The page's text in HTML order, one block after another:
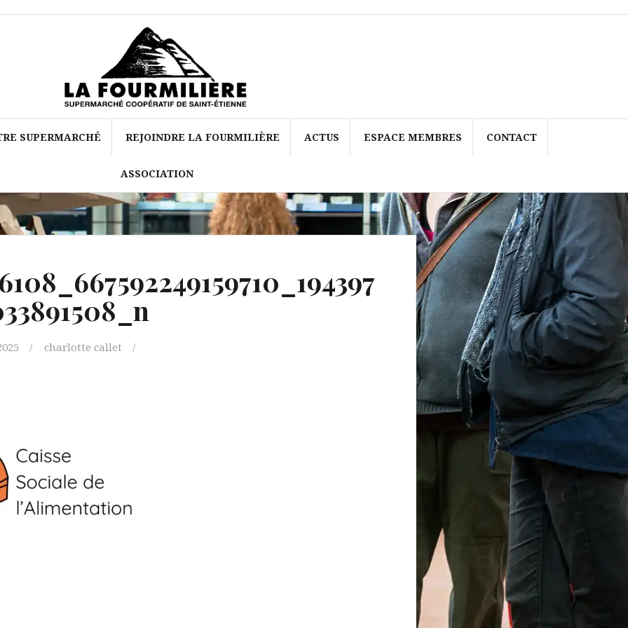
SUPERMARCHÉ REJOINDRE LA FOURMILIÈRE ACTUS ESPACE MEMBRES CONTACT
ASSOCIATION
charlotte callet